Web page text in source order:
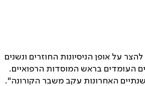
על אופן הניסיונות החוזרים ונשנים
העומדים בראש המוסדות הרפואיים.
האחרונות עקב משבר הקורונה".